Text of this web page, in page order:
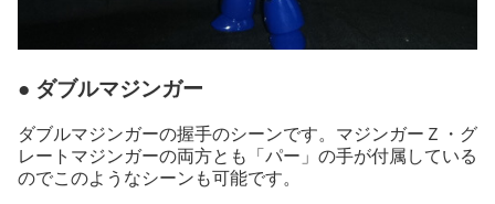
● ダブルマジンガー
ダブルマジンガーの握手のシーンです。マジンガーＺ・グ
レートマジンガーの両方とも「パー」の手が付属している
のでこのようなシーンも可能です。